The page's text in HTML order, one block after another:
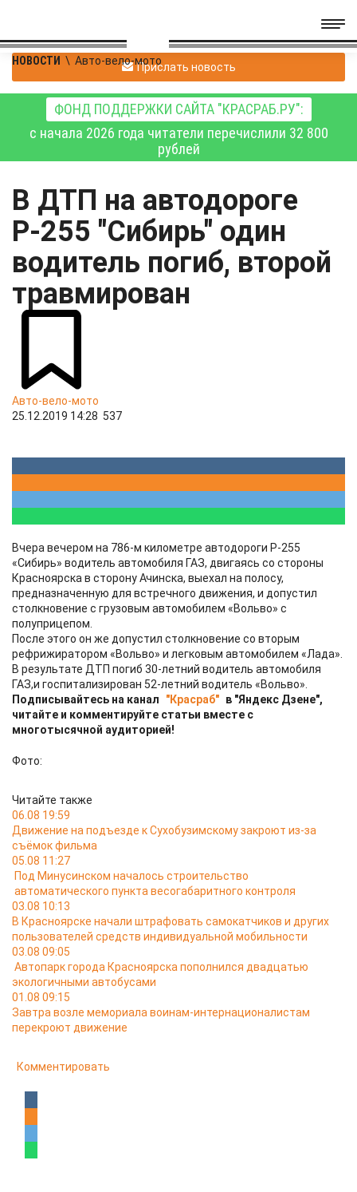
НОВОСТИ \ Авто-вело-мотоПрислать новость
ФОНД ПОДДЕРЖКИ САЙТА "КРАСРАБ.РУ":
с начала 2026 года читатели перечислили 32 800
рублей
В ДТП на автодороге
Р-255 "Сибирь" один
водитель погиб, второй
травмирован
Авто-вело-мото
25.12.2019 14:28 537
Вчера вечером на 786-м километре автодороги Р-255
«Сибирь» водитель автомобиля ГАЗ, двигаясь со стороны
Красноярска в сторону Ачинска, выехал на полосу,
предназначенную для встречного движения, и допустил
столкновение с грузовым автомобилем «Вольво» с
полуприцепом.
После этого он же допустил столкновение со вторым
рефрижиратором «Вольво» и легковым автомобилем «Лада».
В результате ДТП погиб 30-летний водитель автомобиля
ГАЗ,и госпитализирован 52-летний водитель «Вольво».
Подписывайтесь на канал
"Красраб" в "Яндекс Дзене",
читайте и комментируйте статьи вместе с
многотысячной аудиторией!
Фото:
Читайте также
06.08 19:59
Движение на подъезде к Сухобузимскому закроют из-за
съёмок фильма
05.08 11:27
Под Минусинском началось строительство
автоматического пункта весогабаритного контроля
03.08 10:13
В Красноярске начали штрафовать самокатчиков и других
пользователей средств индивидуальной мобильности
03.08 09:05
Автопарк города Красноярска пополнился двадцатью
экологичными автобусами
01.08 09:15
Завтра возле мемориала воинам-интернационалистам
перекроют движение
Комментировать